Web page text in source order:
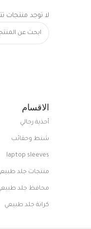
لا توجد منتجات
الاقسام
أحذية رجالي
شنط وحقائب
laptop sleeves
منتجات جلد
محافظ جلد
كراتة جلد طبيعي